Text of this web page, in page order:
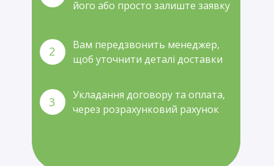
його або просто залиште заявку
Вам передзвонить менеджер,
щоб уточнити деталі доставки
2
Укладання договору та оплата,
через розрахунковий рахунок
3